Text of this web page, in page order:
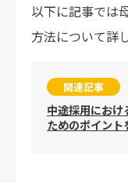
以下に記事では
方法について詳
関連記事
中途採用にお
ためのポイント